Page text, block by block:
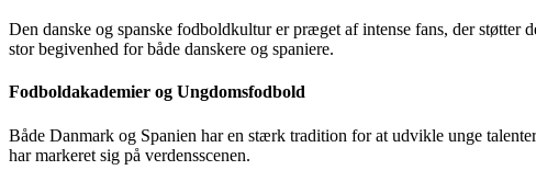
Den danske og spanske fodboldkultur er præget af intense fans, der støtter
stor begivenhed for både danskere og spaniere.
Fodboldakademier og Ungdomsfodbold
Både Danmark og Spanien har en stærk tradition for at udvikle unge
har markeret sig på verdensscenen.